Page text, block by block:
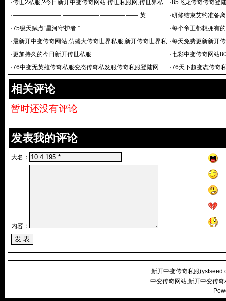
·传世2私服,?今日新开中变传奇网站 传世私服网,传世界私
服,传
·85飞龙传奇传奇登
·———————— —————— ———— —— 英 ·研修结束艾约准备
·75级天赋点“星河守护者 ” ·每个帝王都想拥有
·最新开中变传奇网站,仿盛大传奇世界私服,新开传奇世界私
服发布
·每天免费更新新开
·更加持久的今日新开传世私服 ·七彩中变传奇网站
传奇sf花屏补丁
·76中变无英雄传奇私服变态传奇私发服传奇私服登陆网 ·76天下超变态传奇
相关评论
暂时还没有评论
发表我的评论
大名：
内容：
新开中变传奇私服(
中变传奇网站,新开中变传